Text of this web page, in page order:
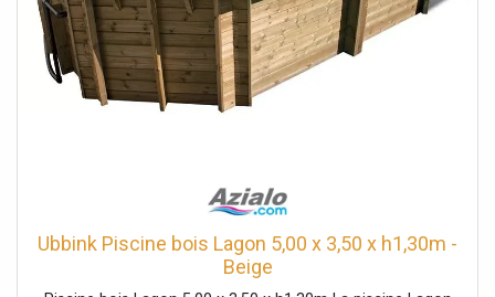
Ubbink Piscine bois Lagon 5,00 x 3,50 x h1,30m -
Beige